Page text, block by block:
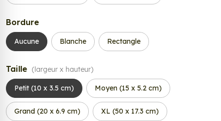
Bordure
Aucune Blanche Rectangle
Taille (largeur x hauteur)
Petit (10 x 3.5 cm) Moyen (15 x 5.2 cm)
Grand (20 x 6.9 cm) XL (50 x 17.3 cm)